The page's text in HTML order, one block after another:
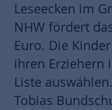
Leseecken im
NHW fördert
Euro. Die
ihren Erziehern
Liste
Tobias